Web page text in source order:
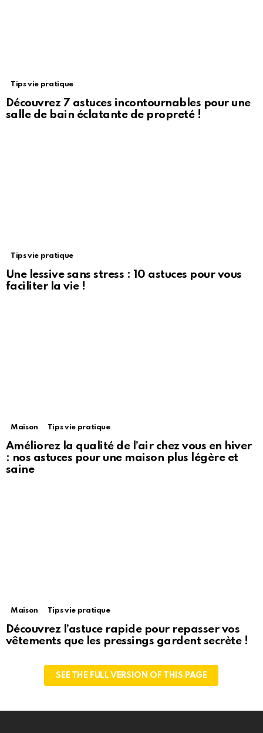
Tips vie pratique
Découvrez 7 astuces incontournables pour une
salle de bain éclatante de propreté !
Tips vie pratique
Une lessive sans stress : 10 astuces pour vous
faciliter la vie !
Maison Tips vie pratique
Améliorez la qualité de l’air chez vous en hiver
: nos astuces pour une maison plus légère et
saine
Maison Tips vie pratique
Découvrez l’astuce rapide pour repasser vos
vêtements que les pressings gardent secrète !
SEE THE FULL VERSION OF THIS PAGE